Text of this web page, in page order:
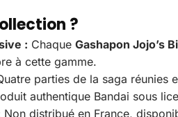
?
: Chaque Gashapon Jojo’s
à cette gamme.
parties de la saga réunies
authentique Bandai sous
Non distribué en France,